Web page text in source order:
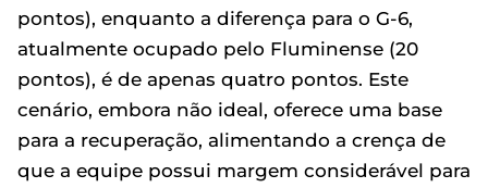
pontos), enquanto a diferença para o G-6,
atualmente ocupado pelo Fluminense (20
pontos), é de apenas quatro pontos. Este
cenário, embora não ideal, oferece uma base
para a recuperação, alimentando a crença de
que a equipe possui margem considerável para